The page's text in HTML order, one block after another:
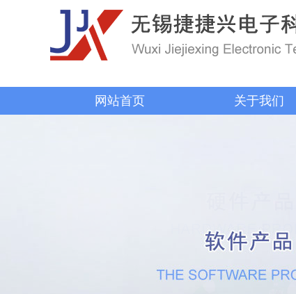
网站首页 关于我们